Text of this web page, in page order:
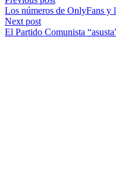
Los números de OnlyFans y
Next post
El Partido Comunista